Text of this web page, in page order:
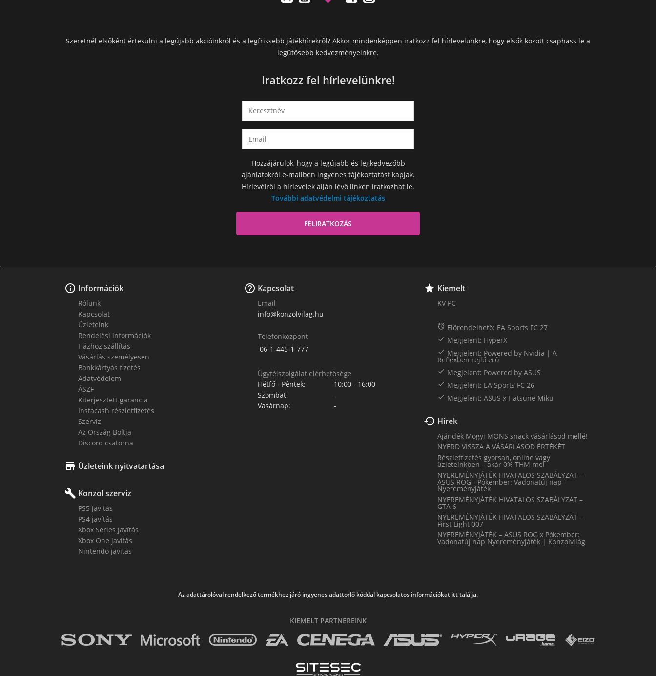
Szeretnél elsőként értesülni a legújabb akcióinkról és a legfrissebb játékhírekről? Akkor mindenképpen iratkozz fel hírlevelünkre, hogy elsők között csaphass le a
legütősebb kedvezményeinkre.
Iratkozz fel hírlevelünkre!
Hozzájárulok, hogy a legújabb és legkedvezőbb
ajánlatokról e-mailben ingyenes tájékoztatást kapjak.
Hírlevélről a hírlevelek alján lévő linken iratkozhat le.
További adatvédelmi tájékoztatás
 Információk
Rólunk
Kapcsolat
Üzleteink
Rendelési információk
Házhoz szállítás
Vásárlás személyesen
Bankkártyás fizetés
Adatvédelem
ÁSZF
Kiterjesztett garancia
Instacash részletfizetés
Szerviz
Az Ország Boltja
Discord csatorna
 Üzleteink nyitvatartása
build Konzol szerviz
PS5 javítás
PS4 javítás
Xbox Series javítás
Xbox One javítás
Nintendo javítás
 Kapcsolat
Email
info@konzolvilag.hu
Telefonközpont
06-1-445-1-777
Ügyfélszolgálat elérhetősége
Hétfő - Péntek:
10:00 - 16:00
Szombat:
-
Vasárnap:
-
 Kiemelt
KV PC
 Előrendelhető: EA Sports FC 27
 Megjelent: HyperX
 Megjelent: Powered by Nvidia | A
Reflexben rejlő erő
 Megjelent: Powered by ASUS
 Megjelent: EA Sports FC 26
 Megjelent: ASUS x Hatsune Miku
 Hírek
Ajándék Mogyi MONS snack vásárlásod mellé!
NYERD VISSZA A VÁSÁRLÁSOD ÉRTÉKÉT
Részletfizetés gyorsan, online vagy
üzleteinkben – akár 0% THM-mel
NYEREMÉNYJÁTÉK HIVATALOS SZABÁLYZAT –
ASUS ROG - Pókember: Vadonatúj nap -
Nyereményjáték
NYEREMÉNYJÁTÉK HIVATALOS SZABÁLYZAT –
GTA 6
NYEREMÉNYJÁTÉK HIVATALOS SZABÁLYZAT –
First Light 007
NYEREMÉNYJÁTÉK – ASUS ROG x Pókember:
Vadonatúj nap Nyereményjáték | Konzolvilág
Az adattárolóval rendelkező termékhez járó ingyenes adattörlő kóddal kapcsolatos információkat itt találja.
KIEMELT PARTNEREINK